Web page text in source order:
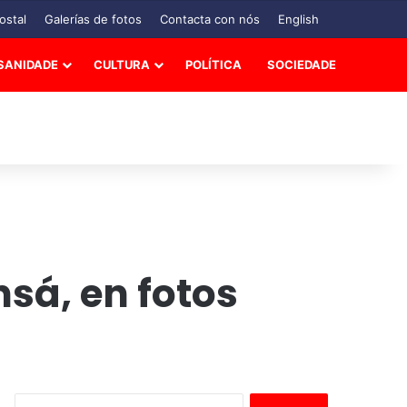
Galerías de fotos Contacta con nós English
CULTURA POLÍTICA SOCIEDADE
en fotos